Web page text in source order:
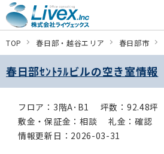
TOP 春日部・越谷エリア 春日部市
春日部ｾﾝﾄﾗﾙビルの空き室情報
フロア：3階A･B1
坪数：92.48坪
敷金・保証金：相談
礼金：確認
情報更新日：2026-03-31